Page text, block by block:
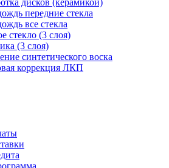
дисков (керамикой)
передние стекла
все стекла
стекло (3 слоя)
(3 слоя)
синтетического воска
коррекция ЛКП